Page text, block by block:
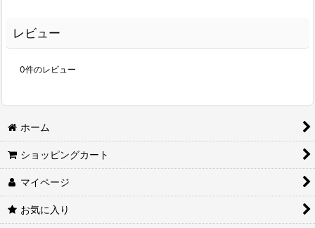
レビュー
0件のレビュー
ホーム
ショッピングカート
マイページ
お気に入り